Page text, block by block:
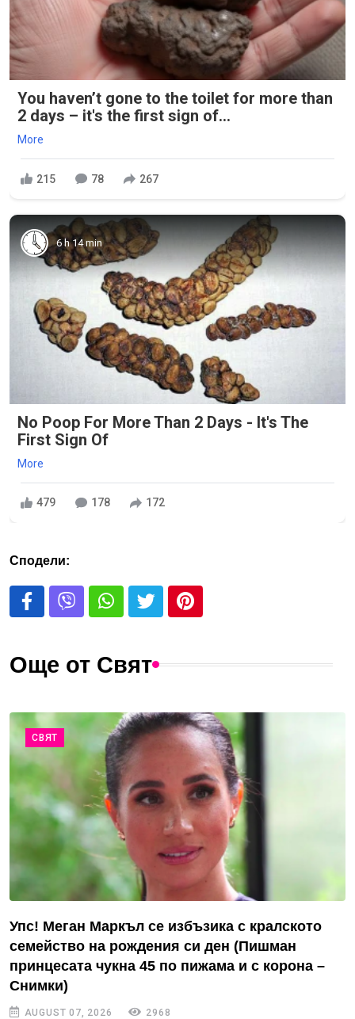
You haven’t gone to the toilet for more than
2 days – it's the first sign of...
More
215 78 267
6 h 14 min
No Poop For More Than 2 Days - It's The
First Sign Of
More
479 178 172
Сподели:
Още от Свят
СВЯТ
Упс! Меган Маркъл се избъзика с кралското
семейство на рождения си ден (Пишман
принцесата чукна 45 по пижама и с корона –
Снимки)
AUGUST 07, 2026 2968